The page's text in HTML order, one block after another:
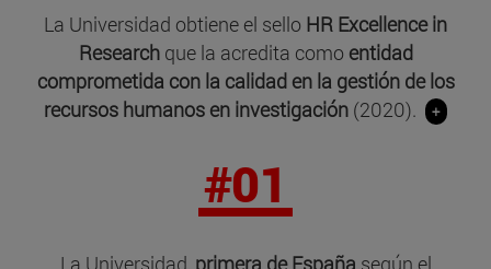
La Universidad obtiene el sello HR Excellence in
Researchque la acredita como entidad
comprometida con la calidad en la gestión de los
recursos humanos en investigación (2020). +
#01
La Universidad, primera de España según el